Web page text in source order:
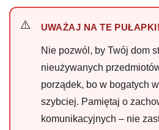
UWAŻAJ NA TE PUŁAPKI!
Nie pozwól, by Twój dom
nieużywanych
porządek, bo w bogatych
szybciej. Pamiętaj o
komunikacyjnych – nie